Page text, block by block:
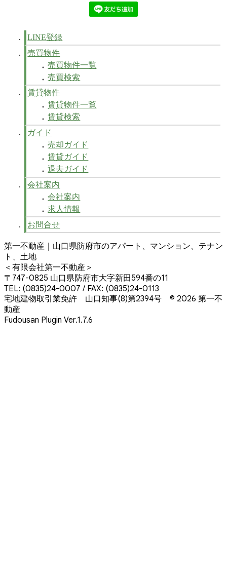
LINE登録
売買物件
売買物件一覧
売買検索
賃貸物件
賃貸物件一覧
賃貸検索
ガイド
売却ガイド
賃貸ガイド
退去ガイド
会社案内
会社案内
求人情報
お問合せ
第一不動産｜山口県防府市のアパート、マンション、テナン
ト、土地
＜有限会社第一不動産＞
〒747-0825 山口県防府市大字新田594番の11
TEL: (0835)24-0007 / FAX: (0835)24-0113
宅地建物取引業免許 山口知事(8)第2394号 © 2026 第一不
動産
Fudousan Plugin Ver.1.7.6